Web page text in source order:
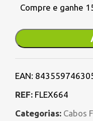
Compre e ganhe
EAN:
REF: FLEX664
Categorias: Cabos